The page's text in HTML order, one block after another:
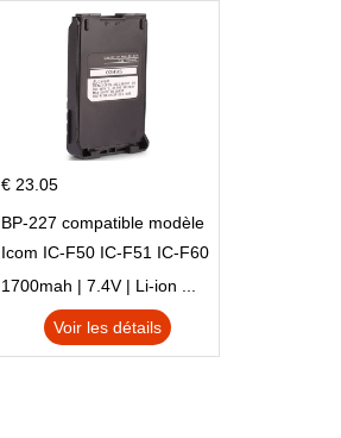
€ 23.05
BP-227 compatible modèle
Icom IC-F50 IC-F51 IC-F60
IC-F61 IC-M87
1700mah | 7.4V | Li-ion ...
Voir les détails